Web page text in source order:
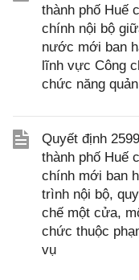
thành phố Huế
chính nội bộ
nước mới ban
lĩnh vực Công
chức năng
Quyết định
thành phố Huế
chính mới ban
trình nội bộ,
chế một cửa,
chức thuộc
vụ